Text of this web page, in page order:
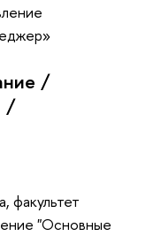
/
/
"Основные